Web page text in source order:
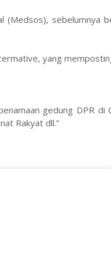
(Medsos), sebelumnya
yang
gedung DPR
Rakyat dll.”